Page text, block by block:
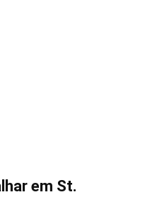
em St.